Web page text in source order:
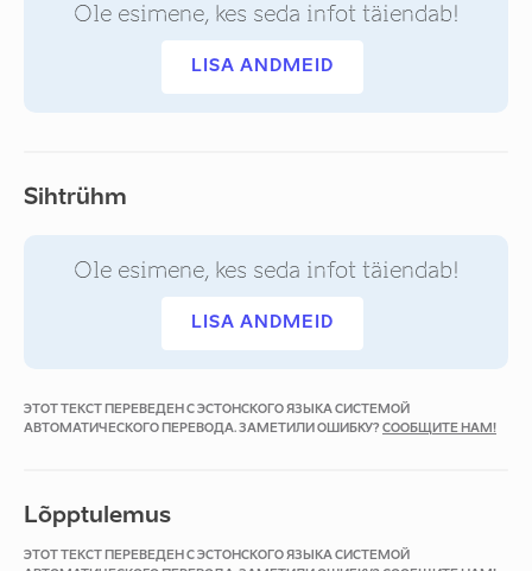
Ole esimene, kes seda infot täiendab!
LISA ANDMEID
Sihtrühm
Ole esimene, kes seda infot täiendab!
LISA ANDMEID
ЭТОТ ТЕКСТ ПЕРЕВЕДЕН С ЭСТОНСКОГО ЯЗЫКА СИСТЕМОЙ
АВТОМАТИЧЕСКОГО ПЕРЕВОДА. ЗАМЕТИЛИ ОШИБКУ? СООБЩИТЕ НАМ!
Lõpptulemus
ЭТОТ ТЕКСТ ПЕРЕВЕДЕН С ЭСТОНСКОГО ЯЗЫКА СИСТЕМОЙ